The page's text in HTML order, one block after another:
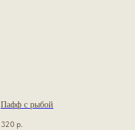
Пафф с рыбой
320 р.